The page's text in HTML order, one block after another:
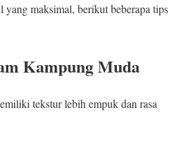
yang maksimal, berikut beberapa tips
Kampung Muda
tekstur lebih empuk dan rasa